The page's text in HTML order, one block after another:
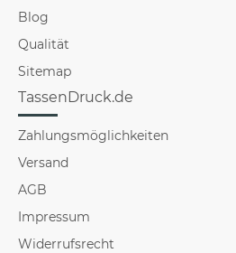
Blog
Qualität
Sitemap
TassenDruck.de
Zahlungsmöglichkeiten
Versand
AGB
Impressum
Widerrufsrecht